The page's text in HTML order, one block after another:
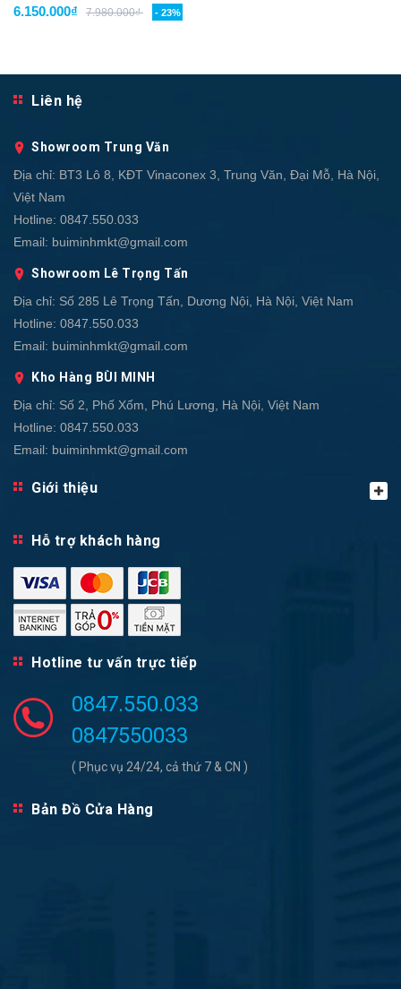
6.150.000₫ 7.980.000₫ - 23%
Liên hệ
Showroom Trung Văn
Địa chỉ: BT3 Lô 8, KĐT Vinaconex 3, Trung Văn, Đại Mỗ, Hà Nội,
Việt Nam
Hotline: 0847.550.033
Email: buiminhmkt@gmail.com
Showroom Lê Trọng Tấn
Địa chỉ: Số 285 Lê Trọng Tấn, Dương Nội, Hà Nội, Việt Nam
Hotline: 0847.550.033
Email: buiminhmkt@gmail.com
Kho Hàng BÙI MINH
Địa chỉ: Số 2, Phố Xốm, Phú Lương, Hà Nội, Việt Nam
Hotline: 0847.550.033
Email: buiminhmkt@gmail.com
Giới thiệu
Hỗ trợ khách hàng
Hotline tư vấn trực tiếp
0847.550.033
0847550033
( Phục vụ 24/24, cả thứ 7 & CN )
Bản Đồ Cửa Hàng